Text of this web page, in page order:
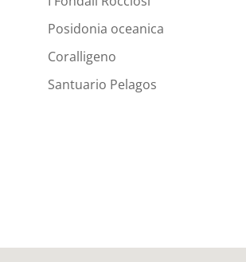
Posidonia oceanica
Coralligeno
Santuario Pelagos